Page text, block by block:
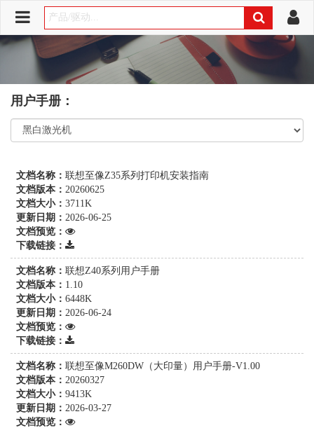
用户手册：
文档名称： 联想至像Z35系列打印机安装指南
文档版本： 20260625
文档大小： 3711K
更新日期： 2026-06-25
文档预览：
下载链接：
文档名称： 联想Z40系列用户手册
文档版本： 1.10
文档大小： 6448K
更新日期： 2026-06-24
文档预览：
下载链接：
文档名称： 联想至像M260DW（大印量）用户手册-V1.00
文档版本： 20260327
文档大小： 9413K
更新日期： 2026-03-27
文档预览：